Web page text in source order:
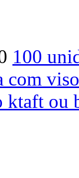
100
com
ktaft ou